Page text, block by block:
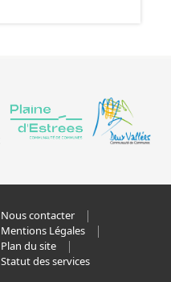
Nous contacter
Mentions Légales
Plan du site
Statut des services